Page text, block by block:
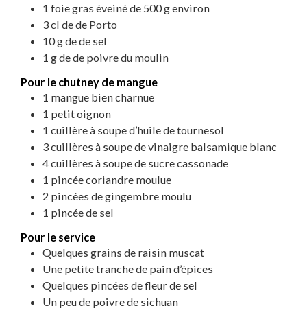
1 foie gras éveiné de 500 g environ
3cl dede Porto
10gdede sel
1 gdede poivre du moulin
Pour le chutney de mangue
1 mangue bien charnue
1 petit oignon
1 cuillère à soupe d’huile de tournesol
3cuillères à soupe de vinaigre balsamique blanc
4cuillères à soupe de sucre cassonade
1 pincée coriandre moulue
2 pincées de gingembre moulu
1 pincée de sel
Pour le service
Quelques grains de raisin muscat
Une petite tranche de pain d’épices
Quelques pincées de fleur de sel
Un peu de poivre de sichuan